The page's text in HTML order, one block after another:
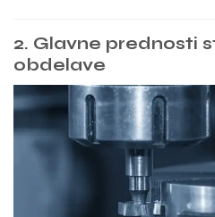
2. Glavne prednosti
obdelave